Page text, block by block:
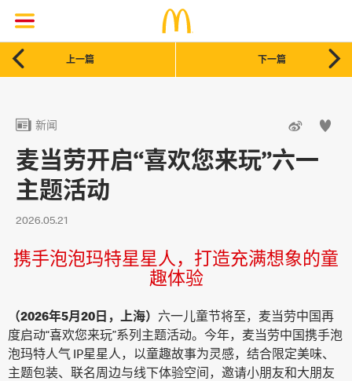
 上一篇 
下一篇
 新闻  
麦当劳开启“喜欢您来玩”六一
主题活动
2026.05.21
携手泡泡玛特星星人，打造充满想象的童
趣体验
（2026年5月20日，上海） 六一儿童节将至，麦当劳中国再
度启动“喜欢您来玩”系列主题活动。今年，麦当劳中国携手泡
泡玛特人气 IP星星人，以童趣故事为灵感，结合限定美味、
主题包装、联名周边与线下体验空间，邀请小朋友和大朋友